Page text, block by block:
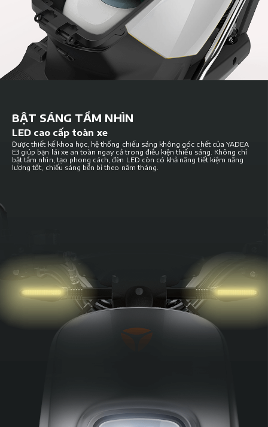
BẬT SÁNG TẦM NHÌN
LED cao cấp toàn xe
Được thiết kế khoa học, hệ thống chiếu sáng không góc chết của YADEA
E3 giúp bạn lái xe an toàn ngay cả trong điều kiện thiếu sáng. Không chỉ
bật tầm nhìn, tạo phong cách, đèn LED còn có khả năng tiết kiệm năng
lượng tốt, chiếu sáng bền bỉ theo năm tháng.